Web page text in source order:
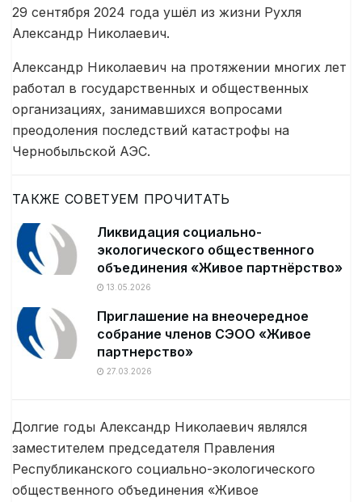
29 сентября 2024 года ушёл из жизни Рухля
Александр Николаевич.
Александр Николаевич на протяжении многих лет
работал в государственных и общественных
организациях, занимавшихся вопросами
преодоления последствий катастрофы на
Чернобыльской АЭС.
ТАКЖЕ СОВЕТУЕМ ПРОЧИТАТЬ
Ликвидация социально-
экологического общественного
объединения «Живое партнёрство»
13.05.2026
Приглашение на внеочередное
собрание членов СЭОО «Живое
партнерство»
27.03.2026
Долгие годы Александр Николаевич являлся
заместителем председателя Правления
Республиканского социально-экологического
общественного объединения «Живое